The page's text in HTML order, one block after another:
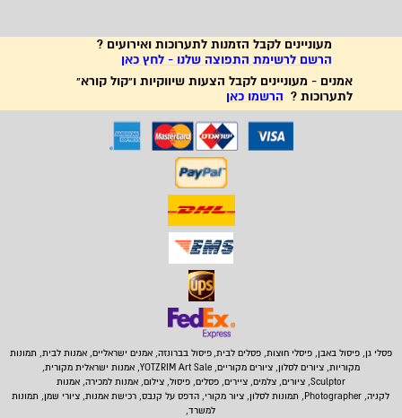
פסלי גן, פיסול באבן, פיסלי חוצות, פסלים לבית,פיסול בברונזה, אמנים ישראליים, אמנות לבית, תמונות
מקוריות, ציורים לסלון, ציורים מקוריים, YOTZRIM Art Sale, אמנות ישראלית מקורית,
Sculptor, ציורים, צלמים, ציירים, פסלים, פיסול, צילום, אמנות למכירה, אמנות
לקניה, Photographer, תמונות לסלון, ציור מקורי, הדפס על קנבס, רכישת אמנות, ציורי שמן, תמונות
למשרד,
מעוניינים לקבל הזמנות לתערוכות ואירועים ?
הרשם לרשימת התפוצה שלנו - לחץ כאן
אמנים - מעוניינים לקבל הצעות שיווקיות ו"קול קורא"
לתערוכות ? הרשמו כאן